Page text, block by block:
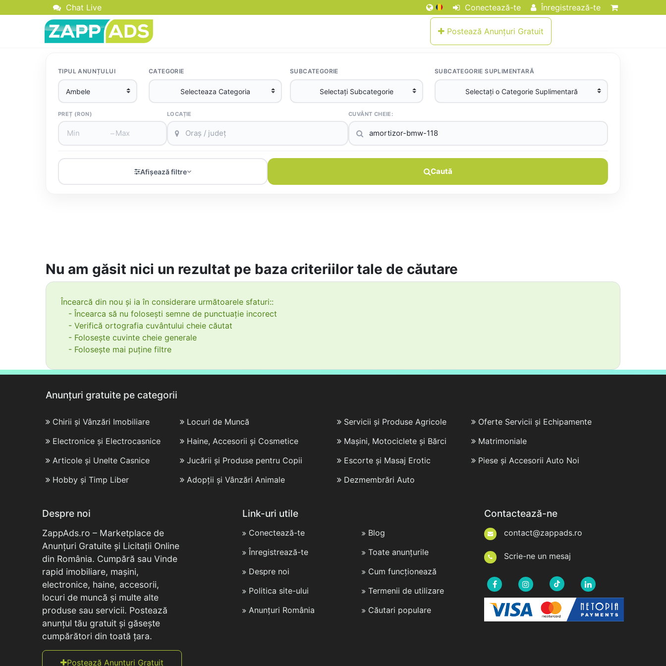
Chat Live Conectează-te Înregistrează-te
Postează Anunțuri Gratuit
TIPUL ANUNȚULUI CATEGORIE SUBCATEGORIE SUBCATEGORIE SUPLIMENTARĂ
PREȚ (RON)
–
LOCAȚIE CUVÂNT CHEIE:
Afișează filtre Caută
Nu am găsit nici un rezultat pe baza criteriilor tale de căutare
Încearcă din nou și ia în considerare următoarele sfaturi::
- Încearca să nu folosești semne de punctuație incorect
- Verifică ortografia cuvântului cheie căutat
- Folosește cuvinte cheie generale
- Folosește mai puține filtre
Anunțuri gratuite pe categorii
Chirii și Vânzări Imobiliare
Locuri de Muncă
Electronice și Electrocasnice
Haine, Accesorii și Cosmetice
Articole și Unelte Casnice
Jucării și Produse pentru Copii
Hobby și Timp Liber
Adopții și Vânzări Animale
Servicii și Produse Agricole
Oferte Servicii și Echipamente
Mașini, Motociclete și Bărci
Matrimoniale
Escorte și Masaj Erotic
Piese și Accesorii Auto Noi
Dezmembrări Auto
Despre noi
ZappAds.ro – Marketplace de
Anunțuri Gratuite și Licitații Online
din România. Cumpără sau Vinde
rapid imobiliare, mașini,
electronice, haine, accesorii,
locuri de muncă și multe alte
produse sau servicii. Postează
anunțul tău gratuit și găsește
cumpărători din toată țara.
Postează Anunțuri Gratuit
Link-uri utile
Conectează-te
Înregistrează-te
Despre noi
Politica site-ului
Anunțuri România
Blog
Toate anunțurile
Cum funcționează
Termenii de utilizare
Căutari populare
Contactează-ne
contact@zappads.ro
Scrie-ne un mesaj